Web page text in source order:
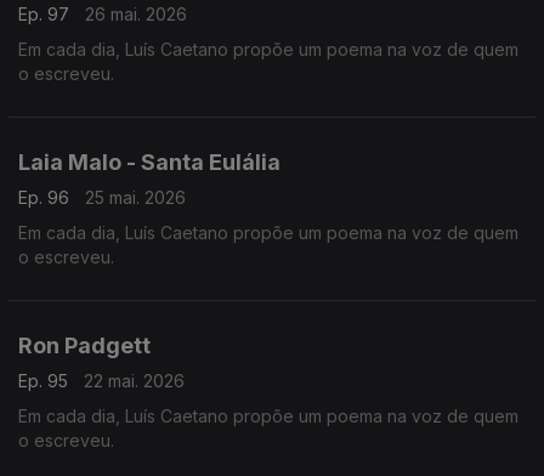
Ep. 97
26 mai. 2026
Em cada dia, Luís Caetano propõe um poema na voz de quem
o escreveu.
Laia Malo - Santa Eulália
Ep. 96
25 mai. 2026
Em cada dia, Luís Caetano propõe um poema na voz de quem
o escreveu.
Ron Padgett
Ep. 95
22 mai. 2026
Em cada dia, Luís Caetano propõe um poema na voz de quem
o escreveu.